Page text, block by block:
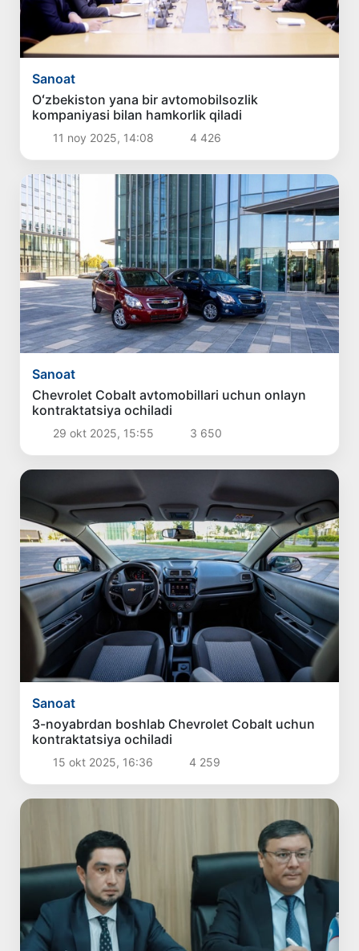
Sanoat
Oʻzbekiston yana bir avtomobilsozlik
kompaniyasi bilan hamkorlik qiladi
11 noy 2025, 14:08 4 426
Sanoat
Chevrolet Cobalt avtomobillari uchun onlayn
kontraktatsiya ochiladi
29 okt 2025, 15:55 3 650
Sanoat
3-noyabrdan boshlab Chevrolet Cobalt uchun
kontraktatsiya ochiladi
15 okt 2025, 16:36 4 259